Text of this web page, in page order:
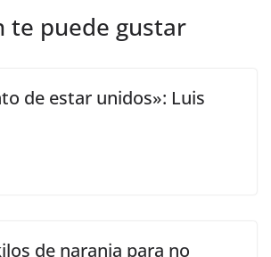
te puede gustar
de estar unidos»: Luis
de naranja para no